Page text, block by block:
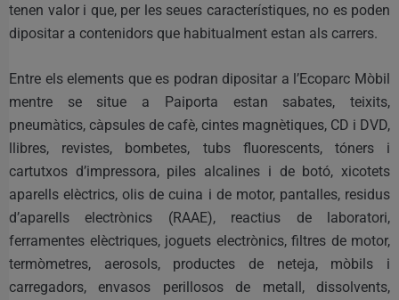
tenen valor i que, per les seues característiques, no es poden
dipositar a contenidors que habitualment estan als carrers.
Entre els elements que es podran dipositar a l’Ecoparc Mòbil
mentre se situe a Paiporta estan sabates, teixits,
pneumàtics, càpsules de cafè, cintes magnètiques, CD i DVD,
llibres, revistes, bombetes, tubs fluorescents, tóners i
cartutxos d’impressora, piles alcalines i de botó, xicotets
aparells elèctrics, olis de cuina i de motor, pantalles, residus
d’aparells electrònics (RAAE), reactius de laboratori,
ferramentes elèctriques, joguets electrònics, filtres de motor,
termòmetres, aerosols, productes de neteja, mòbils i
carregadors, envasos perillosos de metall, dissolvents,